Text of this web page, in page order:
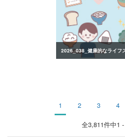
1 2 3 4
全3,811件中1